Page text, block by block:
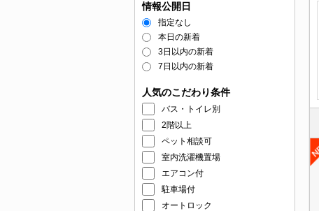
情報公開日
指定なし
本日の新着
3日以内の新着
7日以内の新着
人気のこだわり条件
バス・トイレ別
2階以上
ペット相談可
室内洗濯機置場
エアコン付
駐車場付
オートロック